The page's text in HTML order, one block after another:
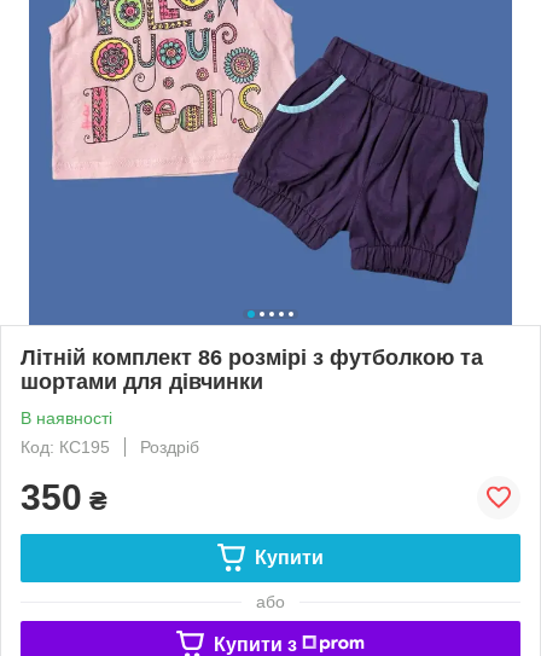
Літній комплект 86 розмірі з футболкою та
шортами для дівчинки
В наявності
Код: КС195
Роздріб
350 ₴
Купити
або
Купити з